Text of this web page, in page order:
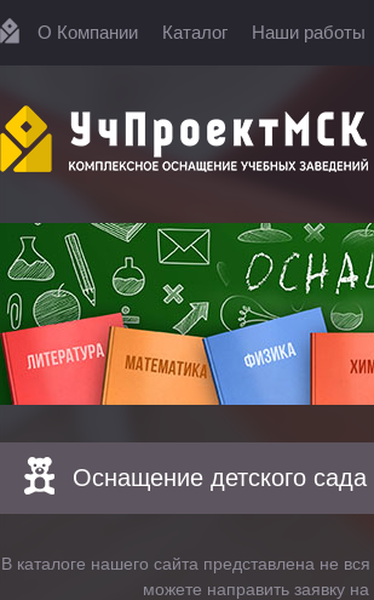
О Компании Каталог Наши работы
Оснащение детского сада
В каталоге нашего сайта представлена не
можете направить заявку